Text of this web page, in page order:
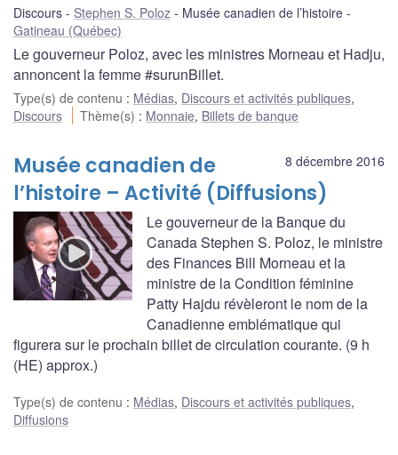
Discours Stephen S. Poloz
Musée canadien de l’histoire
Gatineau (Québec)
Le gouverneur Poloz, avec les ministres Morneau et Hadju,
annoncent la femme #surunBillet.
Type(s) de contenu : Médias, Discours et activités publiques,
Discours
Thème(s) : Monnaie, Billets de banque
8 décembre 2016
Musée canadien de
l’histoire – Activité (Diffusions)
Le gouverneur de la Banque du
Canada Stephen S. Poloz, le ministre
des Finances Bill Morneau et la
ministre de la Condition féminine
Patty Hajdu révèleront le nom de la
Canadienne emblématique qui
figurera sur le prochain billet de circulation courante. (9 h
(HE) approx.)
Type(s) de contenu : Médias, Discours et activités publiques,
Diffusions